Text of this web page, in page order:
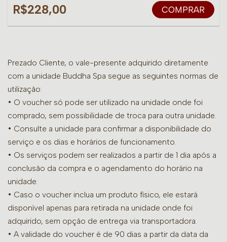
R$228,00 COMPRAR
Prezado Cliente, o vale-presente adquirido diretamente
com a unidade Buddha Spa segue as seguintes normas de
utilização:
• O voucher só pode ser utilizado na unidade onde foi
comprado, sem possibilidade de troca para outra unidade.
• Consulte a unidade para confirmar a disponibilidade do
serviço e os dias e horários de funcionamento.
• Os serviços podem ser realizados a partir de 1 dia após a
conclusão da compra e o agendamento do horário na
unidade.
• Caso o voucher inclua um produto físico, ele estará
disponível apenas para retirada na unidade onde foi
adquirido, sem opção de entrega via transportadora.
• A validade do voucher é de 90 dias a partir da data da